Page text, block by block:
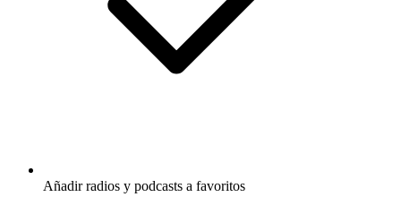
Añadir radios y podcasts a favoritos